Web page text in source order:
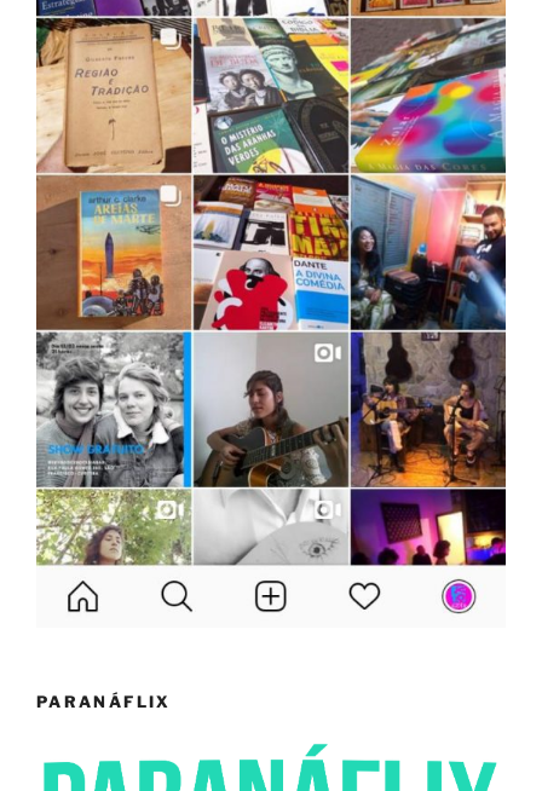
PARANÁFLIX